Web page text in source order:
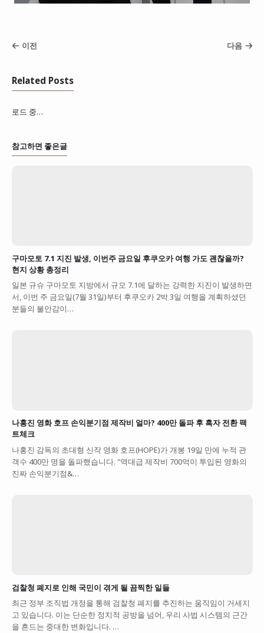
이전 다음
Related Posts
로드 중…
참고하면 좋은글
구마모토 7.1 지진 발생, 이번주 금요일 후쿠오카 여행 가도 괜찮을까?
현지 상황 총정리
일본 규슈 구마모토 지방에서 규모 7.1에 달하는 강력한 지진이 발생하면
서, 이번 주 금요일(7월 31일)부터 후쿠오카 2박 3일 여행을 계획하셨던
분들의 불안감이…
나홍진 영화 호프 손익분기점 제작비 얼마? 400만 돌파 후 흑자 전환 팩
트체크
나홍진 감독의 초대형 신작 영화 호프(HOPE)가 개봉 19일 만에 누적 관
객수 400만 명을 돌파했습니다. "역대급 제작비 700억이 투입된 영화의
진짜 손익분기점&…
검찰청 폐지로 인해 국민이 겪게 될 끔찍한 일들
최근 정부 조직법 개정을 통해 검찰청 폐지를 추진하는 움직임이 거세지
고 있습니다. 이는 단순한 정치적 공방을 넘어, 우리 사법 시스템의 근간
을 흔드는 중대한 변화입니다. …